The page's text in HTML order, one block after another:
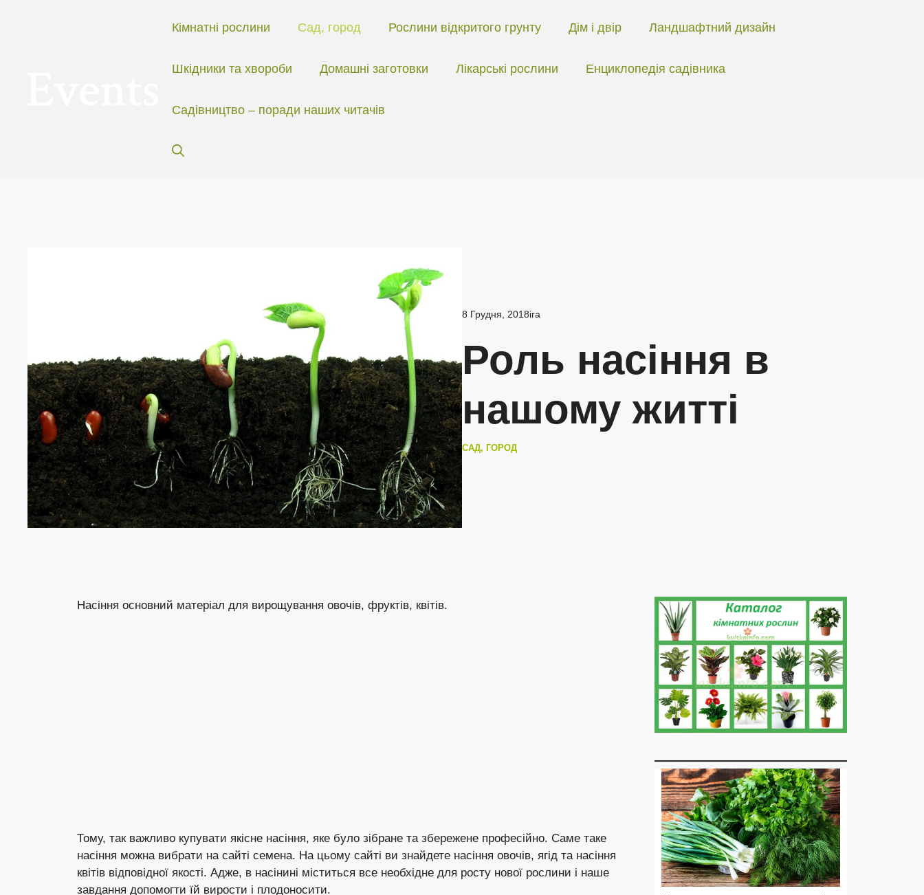
Кімнатні рослини Сад, город Рослини відкритого грунту Дім і двір Ландшафтний дизайн
Шкідники та хвороби Домашні заготовки Лікарські рослини Енциклопедія садівника
Садівництво – поради наших читачів
8 Грудня, 2018ira
Роль насіння в
нашому житті
САД, ГОРОД
Насіння основний матеріал для вирощування овочів, фруктів, квітів.
Тому, так важливо купувати якісне насіння, яке було зібране та збережене професійно. Саме таке
насіння можна вибрати на сайті семена. На цьому сайті ви знайдете насіння овочів, ягід та насіння
квітів відповідної якості. Адже, в насінині міститься все необхідне для росту нової рослини і наше
завдання допомогти їй вирости і плодоносити.